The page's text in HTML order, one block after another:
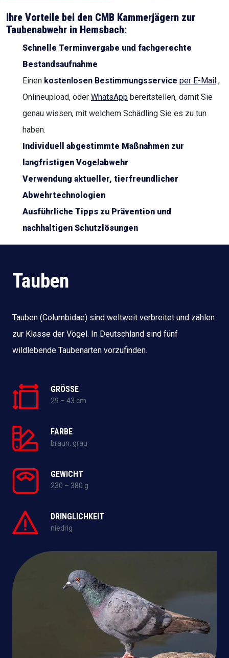
Ihre Vorteile bei den CMB Kammerjägern zur
Taubenabwehr in Hemsbach:
Schnelle Terminvergabe und fachgerechte
Bestandsaufnahme
Einen kostenlosen Bestimmungsservice per E-Mail ,
Onlineupload, oder WhatsApp bereitstellen, damit Sie
genau wissen, mit welchem Schädling Sie es zu tun
haben.
Individuell abgestimmte Maßnahmen zur
langfristigen Vogelabwehr
Verwendung aktueller, tierfreundlicher
Abwehrtechnologien
Ausführliche Tipps zu Prävention und
nachhaltigen Schutzlösungen
Tauben
Tauben (Columbidae) sind weltweit verbreitet und zählen
zur Klasse der Vögel. In Deutschland sind fünf
wildlebende Taubenarten vorzufinden.
GRÖSSE
29 – 43 cm
FARBE
braun, grau
GEWICHT
230 – 380 g
DRINGLICHKEIT
niedrig